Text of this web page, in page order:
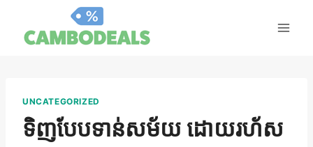
មាតិកា
UNCATEGORIZED
ទិញបែបទាន់សម័យ ដោយរហ័ស